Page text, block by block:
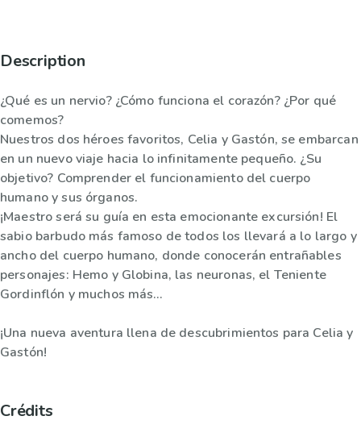
Description
¿Qué es un nervio? ¿Cómo funciona el corazón? ¿Por qué
comemos?
Nuestros dos héroes favoritos, Celia y Gastón, se embarcan
en un nuevo viaje hacia lo infinitamente pequeño. ¿Su
objetivo? Comprender el funcionamiento del cuerpo
humano y sus órganos.
¡Maestro será su guía en esta emocionante excursión! El
sabio barbudo más famoso de todos los llevará a lo largo y
ancho del cuerpo humano, donde conocerán entrañables
personajes: Hemo y Globina, las neuronas, el Teniente
Gordinflón y muchos más…
¡Una nueva aventura llena de descubrimientos para Celia y
Gastón!
Crédits